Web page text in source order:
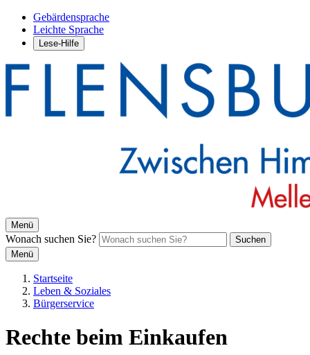
Gebärdensprache
Leichte Sprache
Lese-Hilfe
Menü
Wonach suchen Sie?
Suchen
Menü
Startseite
Leben & Soziales
Bürgerservice
Rechte beim Einkaufen